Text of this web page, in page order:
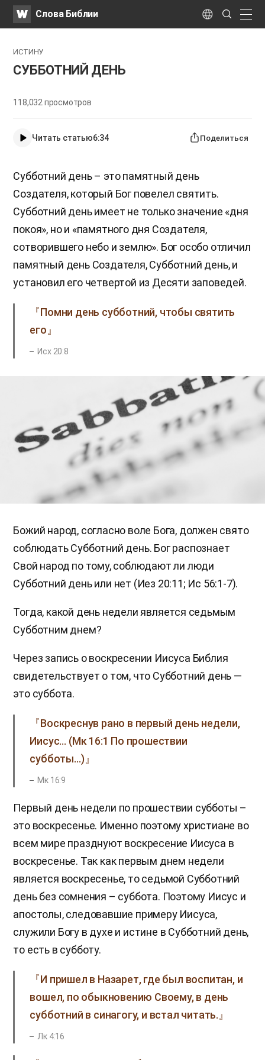
WATVСлова Библии Language
Search
Submit
ИСТИНУ
СУББОТНИЙ ДЕНЬ
118,032 просмотров
Читать статью6:34 Поделиться
Субботний день – это памятный день
Создателя, который Бог повелел святить.
Субботний день имеет не только значение «дня
покоя», но и «памятного дня Создателя,
сотворившего небо и землю». Бог особо отличил
памятный день Создателя, Субботний день, и
установил его четвертой из Десяти заповедей.
『Помни день субботний, чтобы святить
его』
Исх 20:8
Божий народ, согласно воле Бога, должен свято
соблюдать Субботний день. Бог распознает
Свой народ по тому, соблюдают ли люди
Субботний день или нет (Иез 20:11; Ис 56:1-7).
Тогда, какой день недели является седьмым
Субботним днем?
Через запись о воскресении Иисуса Библия
свидетельствует о том, что Субботний день —
это суббота.
『Воскреснув рано в первый день недели,
Иисус… (Мк 16:1 По прошествии
субботы…)』
Мк 16:9
Первый день недели по прошествии субботы –
это воскресенье. Именно поэтому христиане во
всем мире празднуют воскресение Иисуса в
воскресенье. Так как первым днем недели
является воскресенье, то седьмой Субботний
день без сомнения – суббота. Поэтому Иисус и
апостолы, следовавшие примеру Иисуса,
служили Богу в духе и истине в Субботний день,
то есть в субботу.
『И пришел в Назарет, где был воспитан, и
вошел, по обыкновению Своему, в день
субботний в синагогу, и встал читать.』
Лк 4:16